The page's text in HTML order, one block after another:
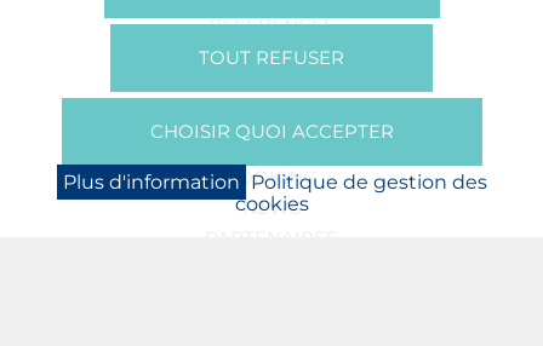
RÉFÉRENCES
SUR NOUS
Presse
BOOKING
NEWS
PARTENAIRES
TOUT REFUSER
CHOISIR QUOI ACCEPTER
Plus d'information Politique de gestion des
cookies